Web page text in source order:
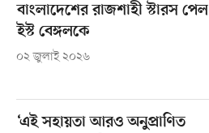
বাংলাদেশের রাজশাহী স্টারস পেল
ইস্ট বেঙ্গলকে
০২ জুলাই ২০২৬
‘এই সহায়তা আরও অনুপ্রাণিত